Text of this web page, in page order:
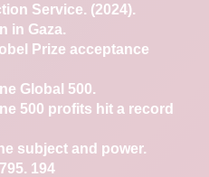
Service. (2024).
in Gaza.
Prize acceptance
Global 500.
500 profits hit a record
subject and power.
194